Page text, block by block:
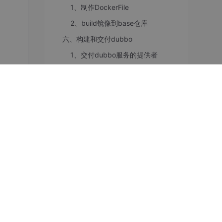
1、制作DockerFile
2、build镜像到base仓库
六、构建和交付dubbo
1、交付dubbo服务的提供者